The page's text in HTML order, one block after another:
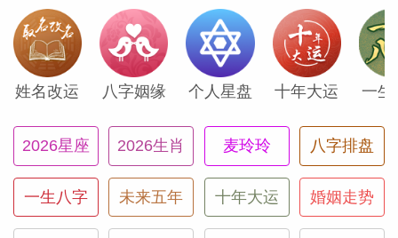
23日至26日期间，或者上升星座在天秤座
0°或1°（加8°），就很可能会感受到这次日
食带来的积极有益的影响。天王星和冥王星
将与这次日食完美联动，为你带来全新的、
完全出乎意料的惊喜突破和欢乐环境。这个
九月，你有很多值得期待的事情。
正文
姓名改运 八字姻缘 个人星盘 十年大运 一生
2026星座 2026生肖 麦玲玲 八字排盘
一生八字 未来五年 十年大运 婚姻走势